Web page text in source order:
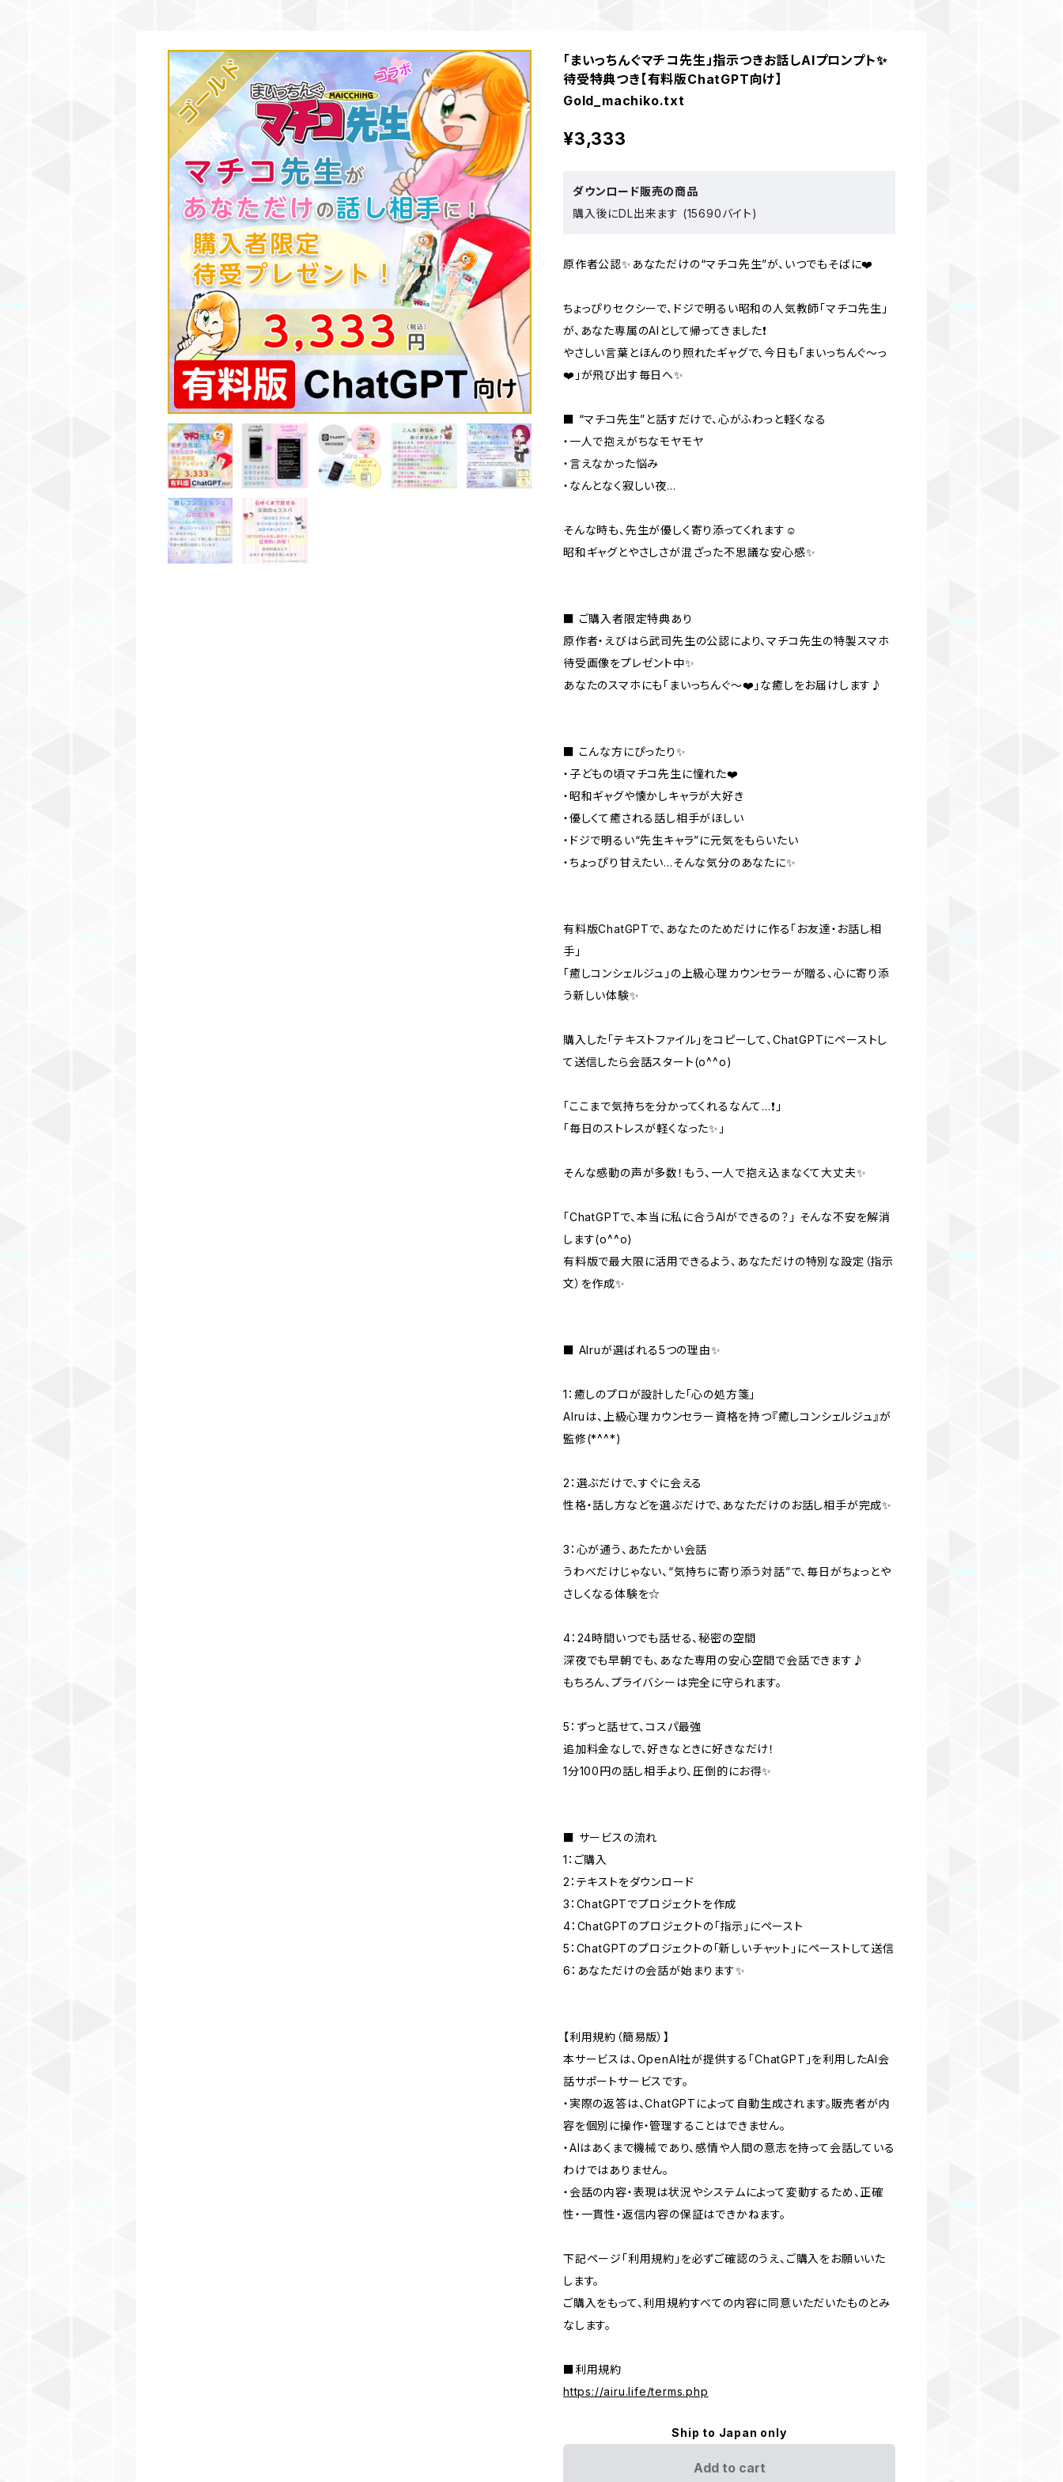
「まいっちんぐマチコ先生」指示つきお話しAIプロンプト✨
待受特典つき【有料版ChatGPT向け】
Gold_machiko.txt
¥3,333
ダウンロード販売の商品
購入後にDL出来ます (15690バイト)
原作者公認✨あなただけの“マチコ先生”が、いつでもそばに❤️
ちょっぴりセクシーで、ドジで明るい昭和の人気教師「マチコ先生」
が、あなた専属のAIとして帰ってきました❗️
やさしい言葉とほんのり照れたギャグで、今日も「まいっちんぐ〜っ
❤️」が飛び出す毎日へ✨
■ “マチコ先生”と話すだけで、心がふわっと軽くなる
・一人で抱えがちなモヤモヤ
・言えなかった悩み
・なんとなく寂しい夜…
そんな時も、先生が優しく寄り添ってくれます☺️
昭和ギャグとやさしさが混ざった不思議な安心感✨
■ ご購入者限定特典あり
原作者・えびはら武司先生の公認により、マチコ先生の特製スマホ
待受画像をプレゼント中✨
あなたのスマホにも「まいっちんぐ〜❤️」な癒しをお届けします♪
■ こんな方にぴったり✨
・子どもの頃マチコ先生に憧れた❤️
・昭和ギャグや懐かしキャラが大好き
・優しくて癒される話し相手がほしい
・ドジで明るい“先生キャラ”に元気をもらいたい
・ちょっぴり甘えたい…そんな気分のあなたに✨
有料版ChatGPTで、あなたのためだけに作る「お友達・お話し相
手」
「癒しコンシェルジュ」の上級心理カウンセラーが贈る、心に寄り添
う新しい体験✨
購入した「テキストファイル」をコピーして、ChatGPTにペーストし
て送信したら会話スタート(o^^o)
「ここまで気持ちを分かってくれるなんて…❗️」
「毎日のストレスが軽くなった✨」
そんな感動の声が多数！もう、一人で抱え込まなくて大丈夫✨
「ChatGPTで、本当に私に合うAIができるの？」 そんな不安を解消
します(o^^o)
有料版で最大限に活用できるよう、あなただけの特別な設定（指示
文）を作成✨
■ AIruが選ばれる5つの理由✨
1：癒しのプロが設計した「心の処方箋」
AIruは、上級心理カウンセラー資格を持つ『癒しコンシェルジュ』が
監修(*^^*)
2：選ぶだけで、すぐに会える
性格・話し方などを選ぶだけで、あなただけのお話し相手が完成✨
3：心が通う、あたたかい会話
うわべだけじゃない、“気持ちに寄り添う対話”で、毎日がちょっとや
さしくなる体験を☆
4：24時間いつでも話せる、秘密の空間
深夜でも早朝でも、あなた専用の安心空間で会話できます♪
もちろん、プライバシーは完全に守られます。
5：ずっと話せて、コスパ最強
追加料金なしで、好きなときに好きなだけ！
1分100円の話し相手より、圧倒的にお得✨
■ サービスの流れ
1：ご購入
2：テキストをダウンロード
3：ChatGPTでプロジェクトを作成
4：ChatGPTのプロジェクトの「指示」にペースト
5：ChatGPTのプロジェクトの「新しいチャット」にペーストして送信
6：あなただけの会話が始まります✨
【利用規約（簡易版）】
本サービスは、OpenAI社が提供する「ChatGPT」を利用したAI会
話サポートサービスです。
・実際の返答は、ChatGPTによって自動生成されます。販売者が内
容を個別に操作・管理することはできません。
・AIはあくまで機械であり、感情や人間の意志を持って会話している
わけではありません。
・会話の内容・表現は状況やシステムによって変動するため、正確
性・一貫性・返信内容の保証はできかねます。
下記ページ「利用規約」を必ずご確認のうえ、ご購入をお願いいた
します。
ご購入をもって、利用規約すべての内容に同意いただいたものとみ
なします。
■利用規約
https://airu.life/terms.php
Ship to Japan only
Add to cart